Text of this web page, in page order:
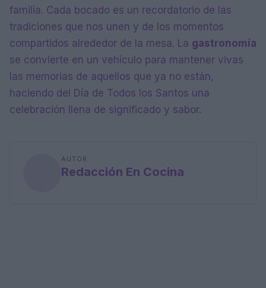
familia. Cada bocado es un recordatorio de las
tradiciones que nos unen y de los momentos
compartidos alrededor de la mesa. La gastronomía
se convierte en un vehículo para mantener vivas
las memorias de aquellos que ya no están,
haciendo del Día de Todos los Santos una
celebración llena de significado y sabor.
AUTOR
Redacción En Cocina